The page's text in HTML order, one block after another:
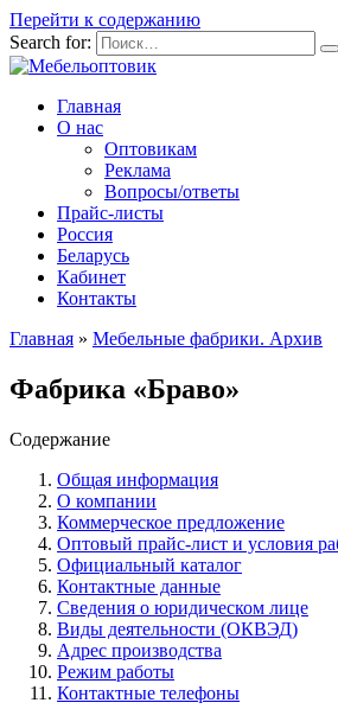
Перейти к содержанию
Search for:
Главная
О нас
Оптовикам
Реклама
Вопросы/ответы
Прайс-листы
Россия
Беларусь
Кабинет
Контакты
Главная » Мебельные фабрики. Архив
Фабрика «Браво»
Содержание
Общая информация
О компании
Коммерческое предложение
Оптовый прайс-лист и условия
Официальный каталог
Контактные данные
Сведения о юридическом лице
Виды деятельности (ОКВЭД)
Адрес производства
Режим работы
Контактные телефоны